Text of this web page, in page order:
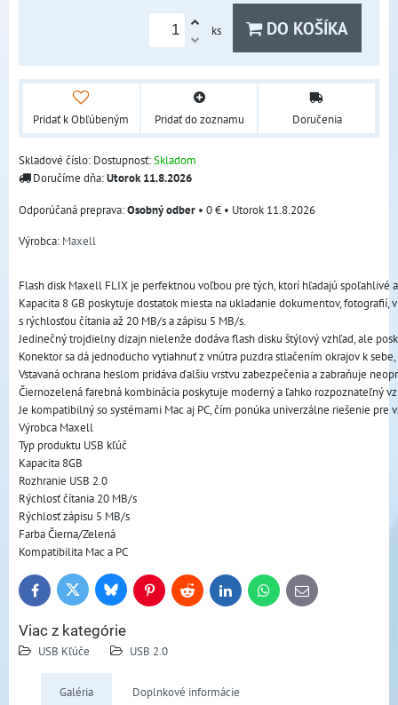
ks DO KOŠÍKA
Pridať k Obľúbeným Pridať do zoznamu Doručenia
Skladové číslo: Dostupnosť:Skladom
Doručíme dňa:Utorok11.8.2026
Osobný odber • 0 € • Utorok 11.8.2026
Výrobca: Maxell
Flash disk Maxell FLIX je perfektnou voľbou pre tých, ktorí hľadajú spoľahlivé
Kapacita 8 GB poskytuje dostatok miesta na ukladanie dokumentov,
s rýchlosťou čítania až 20 MB/s a zápisu 5 MB/s.
Jedinečný trojdielny dizajn nielenže dodáva flash disku štýlový vzhľad, ale
Konektor sa dá jednoducho vytiahnuť z vnútra puzdra stlačením okrajov k
Vstavaná ochrana heslom pridáva ďalšiu vrstvu zabezpečenia a zabraňuje
Čiernozelená farebná kombinácia poskytuje moderný a ľahko rozpoznateľný
Je kompatibilný so systémami Mac aj PC, čím ponúka univerzálne riešenie pre
Výrobca Maxell
Typ produktu USB kľúč
Kapacita 8GB
Rozhranie USB 2.0
Rýchlosť čítania 20 MB/s
Rýchlosť zápisu 5 MB/s
Farba Čierna/Zelená
Kompatibilita Mac a PC
FacebookTwitter BlueskyPinterestReddit LinkedInWhatsApp
E-
mail
Viac z kategórie
USB Kľúče USB 2.0
Galéria Doplnkové informácie